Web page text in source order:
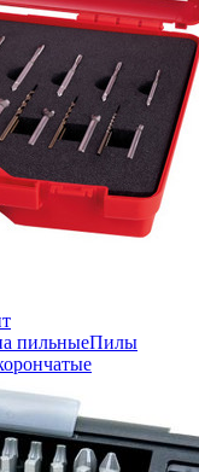
пильныеПилы